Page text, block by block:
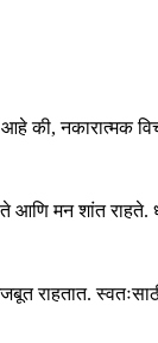
की, नकारात्मक
मन शांत राहते.
राहतात.